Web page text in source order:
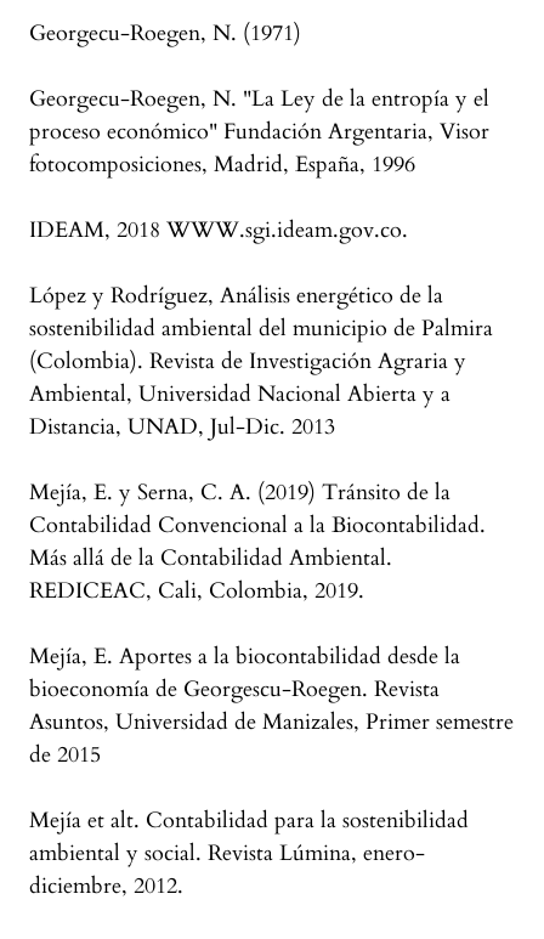
Georgecu-Roegen, N. (1971)
Georgecu-Roegen, N. "La Ley de la entropía y el
proceso económico" Fundación Argentaria, Visor
fotocomposiciones, Madrid, España, 1996
IDEAM, 2018 WWW.sgi.ideam.gov.co.
López y Rodríguez, Análisis energético de la
sostenibilidad ambiental del municipio de Palmira
(Colombia). Revista de Investigación Agraria y
Ambiental, Universidad Nacional Abierta y a
Distancia, UNAD, Jul-Dic. 2013
Mejía, E. y Serna, C. A. (2019) Tránsito de la
Contabilidad Convencional a la Biocontabilidad.
Más allá de la Contabilidad Ambiental.
REDICEAC, Cali, Colombia, 2019.
Mejía, E. Aportes a la biocontabilidad desde la
bioeconomía de Georgescu-Roegen. Revista
Asuntos, Universidad de Manizales, Primer semestre
de 2015
Mejía et alt. Contabilidad para la sostenibilidad
ambiental y social. Revista Lúmina, enero-
diciembre, 2012.